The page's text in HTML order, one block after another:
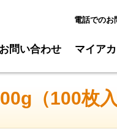
電話でのお
問い合わせ マイア
（100枚入